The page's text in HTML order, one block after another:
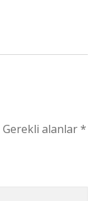
Gerekli alanlar*